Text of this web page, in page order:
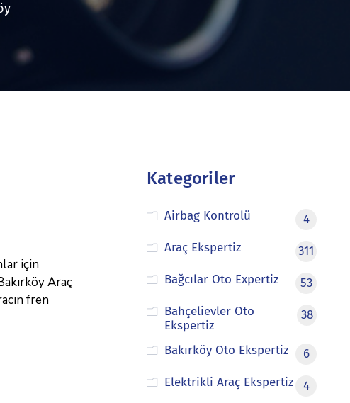
için
Araç
fren
Kategoriler
Airbag Kontrolü
4
Araç Ekspertiz
311
Bağcılar Oto Expertiz
53
Bahçelievler Oto
Ekspertiz
38
Bakırköy Oto Ekspertiz
6
Elektrikli Araç Ekspertiz
4